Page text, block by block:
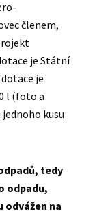
členem,
je Státní
je
l (foto a
kusu
tedy
odpadu,
na